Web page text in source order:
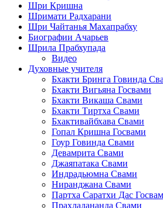
Шри Кришна
Шримати Радхарани
Шри Чайтанья Махапрабху
Биографии Ачарьев
Шрила Прабхупада
Видео
Духовные учителя
Бхакти Бринга Говинда
Бхакти Вигьяна Госвами
Бхакти Викаша Свами
Бхакти Тиртха Свами
Бхактивайбхава Свами
Гопал Кришна Госвами
Гоур Говинда Свами
Девамрита Свами
Джаяпатака Свами
Индрадьюмна Свами
Ниранджана Свами
Партха Саратхи Дас
Прахладананда Свами